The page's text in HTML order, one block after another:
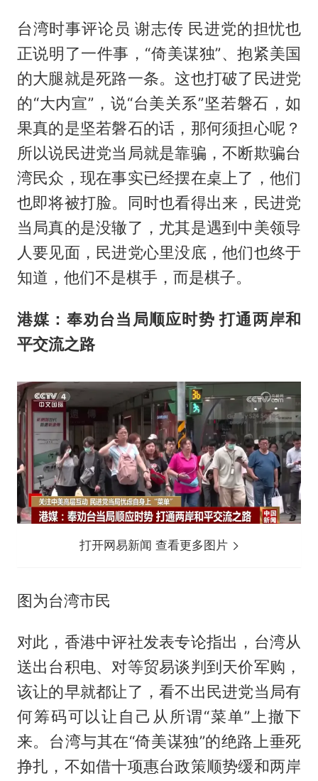
台湾时事评论员 谢志传 民进党的担忧也
正说明了一件事，“倚美谋独”、抱紧美国
的大腿就是死路一条。这也打破了民进党
的“大内宣”，说“台美关系”坚若磐石，如
果真的是坚若磐石的话，那何须担心呢？
所以说民进党当局就是靠骗，不断欺骗台
湾民众，现在事实已经摆在桌上了，他们
也即将被打脸。同时也看得出来，民进党
当局真的是没辙了，尤其是遇到中美领导
人要见面，民进党心里没底，他们也终于
知道，他们不是棋手，而是棋子。
港媒：奉劝台当局顺应时势 打通两岸和
平交流之路
打开网易新闻 查看更多图片
图为台湾市民
对此，香港中评社发表专论指出，台湾从
送出台积电、对等贸易谈判到天价军购，
该让的早就都让了，看不出民进党当局有
何筹码可以让自己从所谓“菜单”上撤下
来。台湾与其在“倚美谋独”的绝路上垂死
挣扎，不如借十项惠台政策顺势缓和两岸